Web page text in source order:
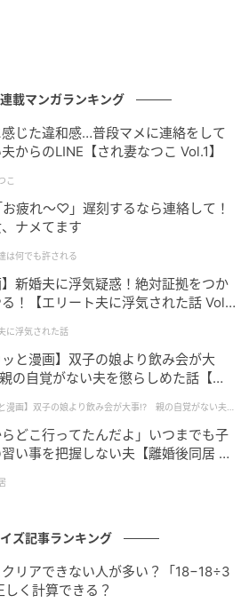
載マンガランキング
じた違和感…普段マメに連絡をして
からのLINE【され妻なつこ Vol.1】
こ
疲れ〜♡」遅刻するなら連絡して！
ナメてます
は何でも許される
】新婚夫に浮気疑惑！絶対証拠をつか
！【エリート夫に浮気された話 Vol.
に浮気された話
ッと漫画】双子の娘より飲み会が大
自覚がない夫を懲らしめた話【第1
漫画】双子の娘より飲み会が大事!? 親の自覚がない夫を
話
らどこ行ってたんだよ」いつまでも子
い事を把握しない夫【離婚後同居 Vo
ズ記事ランキング
リアできない人が多い？「18−18÷3
く計算できる？